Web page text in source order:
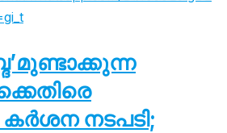
നടപടി;